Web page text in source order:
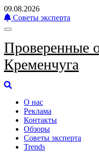
09.08.2026
Советы эксперта
Проверенные
Кременчуга
О нас
Реклама
Контакты
Обзоры
Советы эксперта
Trends